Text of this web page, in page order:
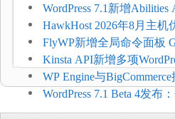
加方法
WordPress 7.1新增
持REST API、MCP与AI
HawkHost 2026年8月主机
$2.61/月，高性能主机同
FlyWP新增全局命令面板
方便
Kinsta API新增多项
WP Engine与BigCommerce
Connect：WordPress商店
商能力
WordPress 7.1 Beta 4发布
复，仅建议在测试环境体